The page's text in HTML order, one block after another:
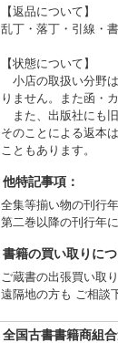
【返品について】
乱丁・落丁・引線・
【状態について】
小店の取扱い分野
りません。また函・
また、出版社にも
そのことによる返本
こともあります。
他特記事項：
全集等揃い物の刊行
第二巻以降の刊行年
書籍の買い取りに
ご蔵書の出張買い取
遠隔地の方も ご相談
全国古書書籍商組